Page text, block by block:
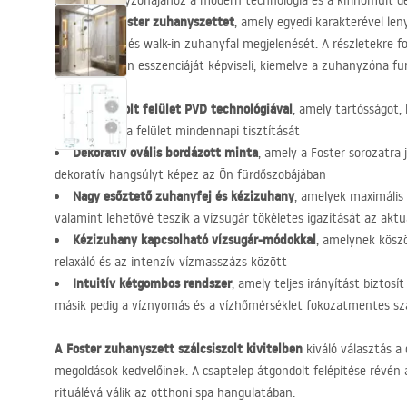
Válassza a Foster zuhanyszettet, amely egyedi karakterével
zuhanykabin és walk-in zuhanyfal megjelenését. A részletekre
modern design esszenciáját képviseli, kiemelve a zuhanyzóna
Szálcsiszolt felület PVD technológiával, amely tartósságot,
megkönnyíti a felület mindennapi tisztítását
Dekoratív ovális bordázott minta, amely a Foster sorozatra
dekoratív hangsúlyt képez az Ön fürdőszobájában
Nagy esőztető zuhanyfej és kézizuhany, amelyek
valamint lehetővé teszik a vízsugár tökéletes igazítását az
Kézizuhany kapcsolható vízsugár-módokkal, amelynek
relaxáló és az intenzív vízmasszázs között
Intuitív kétgombos rendszer, amely teljes irányítást biztosít
másik pedig a víznyomás és a vízhőmérséklet fokozatmentes
A Foster zuhanyszett szálcsiszolt kivitelben kiváló választás
megoldások kedvelőinek. A csaptelep átgondolt felépítése
rituálévá válik az otthoni spa hangulatában.